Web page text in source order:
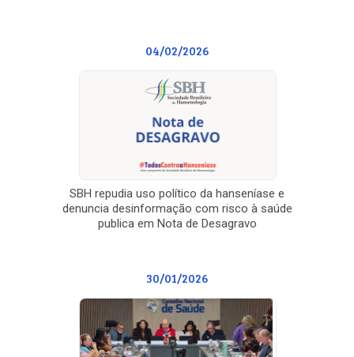
04/02/2026
SBH repudia uso político da hanseníase e
denuncia desinformação com risco à saúde
publica em Nota de Desagravo
30/01/2026